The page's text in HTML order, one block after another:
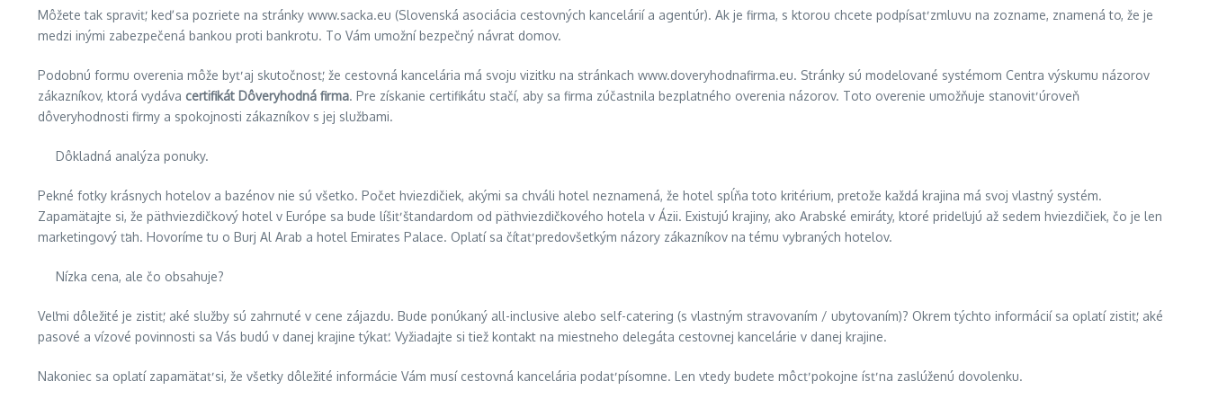
Môžete tak spraviť, keď sa pozriete na stránky www.sacka.eu (Slovenská asociácia cestovných kancelárií a agentúr). Ak je firma, s ktorou chcete podpísať zmluvu na zozname, znamená to, že je
medzi inými zabezpečená bankou proti bankrotu. To Vám umožní bezpečný návrat domov.
Podobnú formu overenia môže byť aj skutočnosť, že cestovná kancelária má svoju vizitku na stránkach www.doveryhodnafirma.eu. Stránky sú modelované systémom Centra výskumu názorov
zákazníkov, ktorá vydáva certifikát Dôveryhodná firma. Pre získanie certifikátu stačí, aby sa firma zúčastnila bezplatného overenia názorov. Toto overenie umožňuje stanoviť úroveň
dôveryhodnosti firmy a spokojnosti zákazníkov s jej službami.
Dôkladná analýza ponuky.
Pekné fotky krásnych hotelov a bazénov nie sú všetko. Počet hviezdičiek, akými sa chváli hotel neznamená, že hotel spĺňa toto kritérium, pretože každá krajina má svoj vlastný systém.
Zapamätajte si, že päťhviezdičkový hotel v Európe sa bude líšiť štandardom od päťhviezdičkového hotela v Ázii. Existujú krajiny, ako Arabské emiráty, ktoré prideľujú až sedem hviezdičiek, čo je len
marketingový ťah. Hovoríme tu o Burj Al Arab a hotel Emirates Palace. Oplatí sa čítať predovšetkým názory zákazníkov na tému vybraných hotelov.
Nízka cena, ale čo obsahuje?
Veľmi dôležité je zistiť, aké služby sú zahrnuté v cene zájazdu. Bude ponúkaný all-inclusive alebo self-catering (s vlastným stravovaním / ubytovaním)? Okrem týchto informácií sa oplatí zistiť, aké
pasové a vízové povinnosti sa Vás budú v danej krajine týkať. Vyžiadajte si tiež kontakt na miestneho delegáta cestovnej kancelárie v danej krajine.
Nakoniec sa oplatí zapamätať si, že všetky dôležité informácie Vám musí cestovná kancelária podať písomne. Len vtedy budete môcť pokojne ísť na zaslúženú dovolenku.